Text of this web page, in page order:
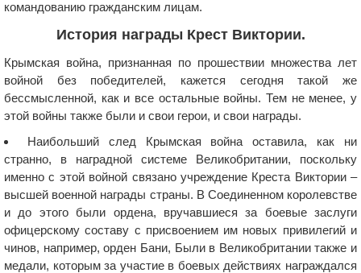
командованию гражданским лицам.
История награды Крест Виктории.
Крымская война, признанная по прошествии множества лет
войной без победителей, кажется сегодня такой же
бессмысленной, как и все остальные войны. Тем не менее, у
этой войны также были и свои герои, и свои награды.
Наибольший след Крымская война оставила, как ни
странно, в наградной системе Великобритании, поскольку
именно с этой войной связано учреждение Креста Виктории –
высшей военной награды страны. В Соединенном королевстве
и до этого были ордена, вручавшиеся за боевые заслуги
офицерскому составу с присвоением им новых привилегий и
чинов, например, орден Бани, Были в Великобритании также и
медали, которым за участие в боевых действиях награждался